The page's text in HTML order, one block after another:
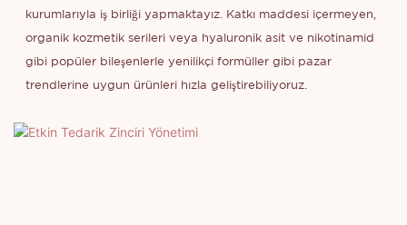
kurumlarıyla iş birliği yapmaktayız. Katkı maddesi içermeyen,
organik kozmetik serileri veya hyaluronik asit ve nikotinamid
gibi popüler bileşenlerle yenilikçi formüller gibi pazar
trendlerine uygun ürünleri hızla geliştirebiliyoruz.